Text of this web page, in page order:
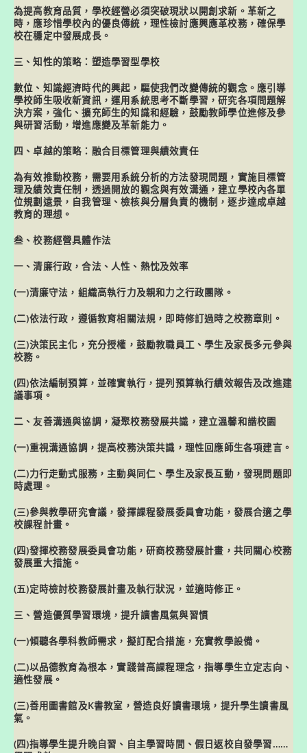
為提高教育品質，學校經營必須突破現狀以開創求新。革新之
時，應珍惜學校內的優良傳統，理性檢討應興應革校務，確保學
校在穩定中發展成長。
三、知性的策略：塑造學習型學校
數位、知識經濟時代的興起，驅使我們改變傳統的觀念。應引導
學校師生吸收新資訊，運用系統思考不斷學習，研究各項問題解
決方案，強化、擴充師生的知識和經驗 ，鼓勵教師學位進修及參
與研習活動，增進應變及革新能力。
四、卓越的策略：融合目標管理與績效責任
為有效推動校務，需要用系統分析的方法發現問題，實施目標管
理及績效責任制，透過開放的觀念與有效溝通，建立學校內各單
位規劃遠景，自我管理、檢核與分層負責的機制，逐步達成卓越
教育的理想。
叁 、校務經營具體作法
一、清廉行政，合法、人性、熱忱及效率
(一)清廉守法，組織高執行力及親和力之行政團隊。
(二)依法行政，遵循教育相關法規，即時修訂過時之校務章則。
(三)決策民主化，充分授權，鼓勵教職員工、學生及家長多元參與
校務。
(四)依法編制預算，並確實執行，提列預算執行績效報告及改進建
議事項。
二、友善溝通與協調，凝聚校務發展共識，建立溫馨和諧校園
(一)重視溝通協調，提高校務決策共識，理性回應師生各項建言。
(二)力行走動式服務，主動與同仁、學生及家長互動，發現問題即
時處理。
(三)參與教學研究會議，發揮課程發展委員會功能，發展合適之學
校課程計畫。
(四)發揮校務發展委員會功能，研商校務發展計畫，共同關心校務
發展重大措施。
(五)定時檢討校務發展計畫及執行狀況，並適時修正。
三、營造優質學習環境，提升讀書風氣與習慣
(一)傾聽各學科教師需求，擬訂配合措施，充實教學設備。
(二)以品德教育為根本，實踐普高課程理念，指導學生立定志向、
適性發展。
(三)善用圖書館及K書教室，營造良好讀書環境，提升學生讀書風
氣。
(四)指導學生提升晚自習、自主學習時間、假日返校自發學習……